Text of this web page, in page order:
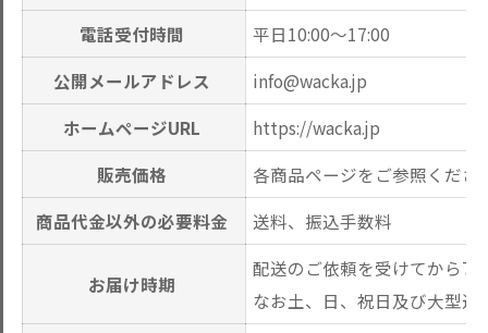
電話受付時間
平日10:00～17:00
公開メールアドレス
info@wacka.jp
ホームページURL
https://wacka.jp
販売価格
各商品ページをご参照くださ
商品代金以外の必要料金
送料、振込手数料
お届け時期
配送のご依頼を受けてから7
なお土、日、祝日及び大型